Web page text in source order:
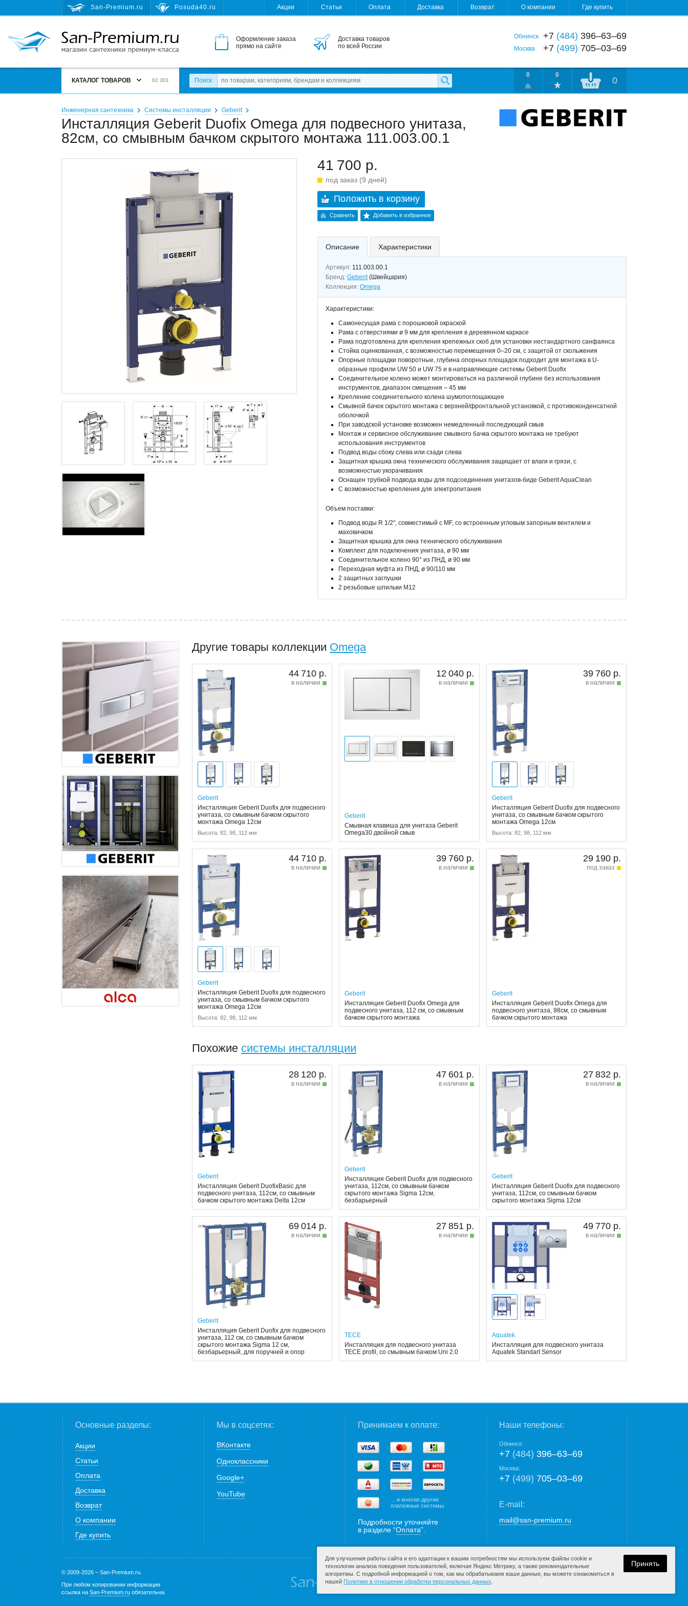
San-Premium.ru Posuda40.ru Акции Статьи Оплата Доставка Возврат О компании Где купить
Оформление заказа
прямо на сайте
Доставка товаров
по всей России
Обнинск +7 (484) 396‒63‒69
Москва +7 (499) 705‒03‒69
КАТАЛОГ ТОВАРОВ 62 301 Поиск
0 0
0
Инженерная сантехника Системы инсталляции Geberit
Инсталляция Geberit Duofix Omega для подвесного унитаза,
82см, со смывным бачком скрытого монтажа 111.003.00.1
41 700 р.
под заказ (9 дней)
Положить в корзину
Сравнить Добавить в избранное
Описание Характеристики
Артикул: 111.003.00.1
Бренд: Geberit (Швейцария)
Коллекция: Omega
Характеристики:
Самонесущая рама с порошковой окраской
Рама с отверстиями ø 9 мм для крепления в деревянном каркасе
Рама подготовлена для крепления крепежных скоб для установки нестандартного санфаянса
Стойка оцинкованная, с возможностью перемещения 0–20 см, с защитой от скольжения
Опорные площадки поворотные, глубина опорных площадок подходит для монтажа в U-
образные профили UW 50 и UW 75 и в направляющие системы Geberit Duofix
Соединительное колено может монтироваться на различной глубине без использования
инструментов, диапазон смещения – 45 мм
Крепление соединительного колена шумопоглощающее
Смывной бачок скрытого монтажа с верхней/фронтальной установкой, с противоконденсатной
оболочкой
При заводской установке возможен немедленный последующий смыв
Монтаж и сервисное обслуживание смывного бачка скрытого монтажа не требуют
использования инструментов
Подвод воды сбоку слева или сзади слева
Защитная крышка окна технического обслуживания защищает от влаги и грязи, с
возможностью укорачивания
Оснащен трубкой подвода воды для подсоединения унитазов-биде Geberit AquaClean
С возможностью крепления для электропитания
Объем поставки:
Подвод воды R 1/2", совместимый с MF, со встроенным угловым запорным вентилем и
маховичком
Защитная крышка для окна технического обслуживания
Комплект для подключения унитаза, ø 90 мм
Соединительное колено 90° из ПНД, ø 90 мм
Переходная муфта из ПНД, ø 90/110 мм
2 защитных заглушки
2 резьбовые шпильки M12
Другие товары коллекции Omega
44 710 р.
в наличии
Geberit
Инсталляция Geberit Duofix для подвесного
унитаза, со смывным бачком скрытого
монтажа Omega 12см
Высота: 82, 98, 112 мм
12 040 р.
в наличии
Geberit
Смывная клавиша для унитаза Geberit
Omega30 двойной смыв
39 760 р.
в наличии
Geberit
Инсталляция Geberit Duofix для подвесного
унитаза, со смывным бачком скрытого
монтажа Omega 12см
Высота: 82, 98, 112 мм
44 710 р.
в наличии
Geberit
Инсталляция Geberit Duofix для подвесного
унитаза, со смывным бачком скрытого
монтажа Omega 12см
Высота: 82, 98, 112 мм
39 760 р.
в наличии
Geberit
Инсталляция Geberit Duofix Omega для
подвесного унитаза, 112 см, со смывным
бачком скрытого монтажа
29 190 р.
под заказ
Geberit
Инсталляция Geberit Duofix Omega для
подвесного унитаза, 98см, со смывным
бачком скрытого монтажа
Похожие системы инсталляции
28 120 р.
в наличии
Geberit
Инсталляция Geberit DuofixBasic для
подвесного унитаза, 112см, со смывным
бачком скрытого монтажа Delta 12см
47 601 р.
в наличии
Geberit
Инсталляция Geberit Duofix для подвесного
унитаза, 112см, со смывным бачком
скрытого монтажа Sigma 12см,
безбарьерный
27 832 р.
в наличии
Geberit
Инсталляция Geberit Duofix для подвесного
унитаза, 112см, со смывным бачком
скрытого монтажа Sigma 12см
69 014 р.
в наличии
Geberit
Инсталляция Geberit Duofix для подвесного
унитаза, 112 см, со смывным бачком
скрытого монтажа Sigma 12 см,
безбарьерный, для поручней и опор
27 851 р.
в наличии
TECE
Инсталляция для подвесного унитаза
TECE profil, со смывным бачком Uni 2.0
49 770 р.
в наличии
Aquatek
Инсталляция для подвесного унитаза
Aquatek Standart Sensor
Основные разделы:
Акции
Статьи
Оплата
Доставка
Возврат
О компании
Где купить
Мы в соцсетях:
ВКонтакте
Одноклассники
Google+
YouTube
Принимаем к оплате:
... и многие другие
платежные системы.
Подробности уточняйте
в разделе “Оплата”.
Наши телефоны:
Обнинск:
+7(484)396‒63‒69
Москва:
+7(499)705‒03‒69
E-mail:
mail@san-premium.ru
© 2009-2026 – San-Premium.ru.
При любом копировании информации
ссылка наSan-Premium.ruобязательна.
Разработка сайта:
Для улучшения работы сайта и его адаптации к вашим потребностям мы используем файлы cookie и
технологии анализа поведения пользователей, включая Яндекс Метрику, а также рекомендательные
алгоритмы. С подробной информацией о том, как мы обрабатываем ваши данные, вы можете ознакомиться в
нашей Политике в отношении обработки персональных данных
Принять